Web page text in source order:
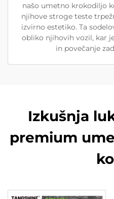
našo umetno krokodiljo
njihove stroge teste
izvirno estetiko. Ta
obliko njihovih vozil, kar
in povečanje
Izkušnja
premium